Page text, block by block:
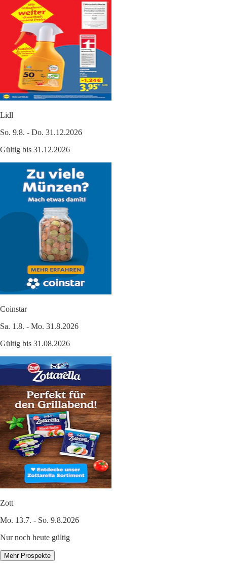
Lidl
So. 9.8. - Do. 31.12.2026
Gültig bis 31.12.2026
Coinstar
Sa. 1.8. - Mo. 31.8.2026
Gültig bis 31.08.2026
Zott
Mo. 13.7. - So. 9.8.2026
Nur noch heute gültig
Mehr Prospekte